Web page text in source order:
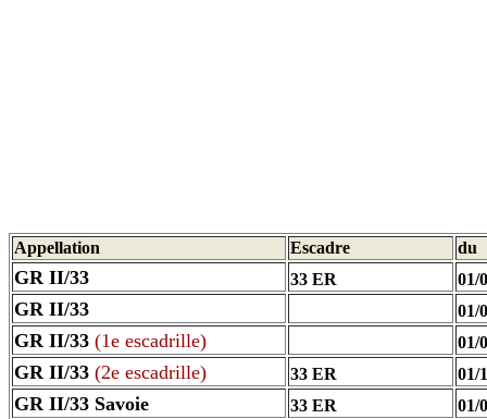
Appellation Escadre du
GR II/33 33 ER 01/
GR II/33 01/
GR II/33 (1e escadrille) 01/
GR II/33 (2e escadrille) 33 ER 01/
GR II/33 Savoie 33 ER 01/